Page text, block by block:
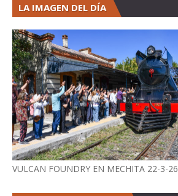
LA IMAGEN DEL DÍA
VULCAN FOUNDRY EN MECHITA 22-3-26